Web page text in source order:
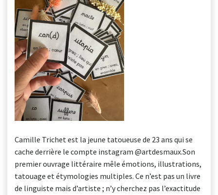
Camille Trichet est la jeune tatoueuse de 23 ans qui se
cache derrière le compte instagram @artdesmaux.Son
premier ouvrage littéraire mêle émotions, illustrations,
tatouage et étymologies multiples. Ce n’est pas un livre
de linguiste mais d’artiste ; n’y cherchez pas l’exactitude